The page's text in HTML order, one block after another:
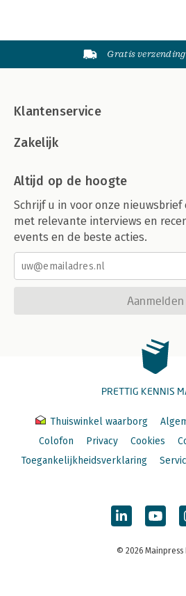
Gratis
Klantenservice
Zakelijk
Altijd op de hoogte
Schrijf u in voor onze
met relevante interviews en
events en de beste acties.
Aanmelden
PRETTIG KENNIS
Thuiswinkel waarborg
Colofon
Privacy Cookies
Toegankelijkheidsverklaring
© 2026 Mainpress